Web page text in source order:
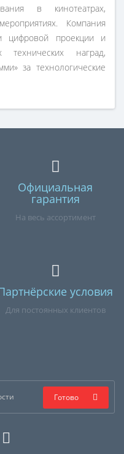
в кинотеатрах,
Компания
цифровой проекции и
технических наград,
за технологические
Официальная
гарантия
На весь ассортимент
условия
Для постоянных клиентов
Готово